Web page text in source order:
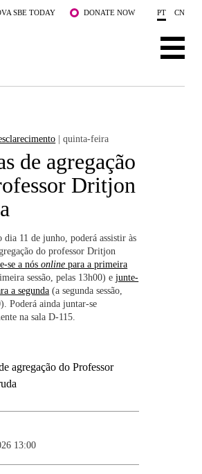
SBE TODAY DONATE NOW PT CN
| quinta-feira
de agregação
Dritjon
11 de junho, poderá assistir às
do professor Dritjon
se a nósonline para a primeira
sessão, pelas 13h00) ejunte-
a segunda (a segunda sessão,
Poderá ainda juntar-se
na sala D-115.
13:00